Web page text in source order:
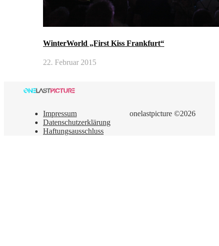
WinterWorld „First Kiss Frankfurt“
22. Februar 2015
onelastpicture ©2026
Impressum
Datenschutzerklärung
Haftungsausschluss